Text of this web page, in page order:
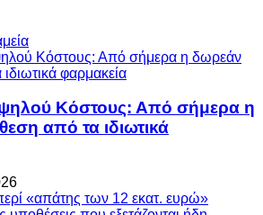
Κόστους: Από σήμερα η
από τα ιδιωτικά